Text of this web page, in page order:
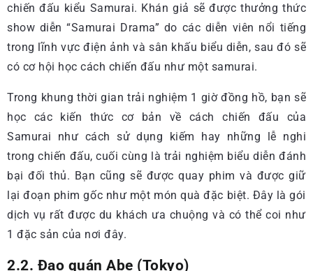
chiến đấu kiểu Samurai. Khán giả sẽ được thưởng thức
show diễn “Samurai Drama” do các diễn viên nổi tiếng
trong lĩnh vực điện ảnh và sân khấu biểu diễn, sau đó sẽ
có cơ hội học cách chiến đấu như một samurai.
Trong khung thời gian trải nghiệm 1 giờ đồng hồ, bạn sẽ
học các kiến thức cơ bản về cách chiến đấu của
Samurai như cách sử dụng kiếm hay những lễ nghi
trong chiến đấu, cuối cùng là trải nghiệm biểu diễn đánh
bại đối thủ. Bạn cũng sẽ được quay phim và được giữ
lại đoạn phim gốc như một món quà đặc biệt. Đây là gói
dịch vụ rất được du khách ưa chuộng và có thể coi như
1 đặc sản của nơi đây.
2.2. Đạo quán Abe (Tokyo)